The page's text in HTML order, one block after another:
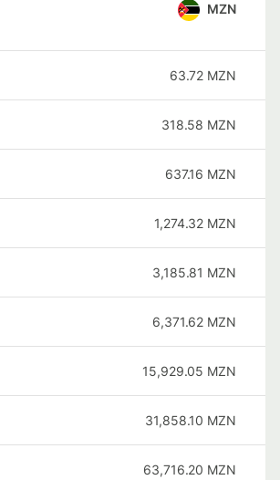
MZN
63.72 MZN
318.58 MZN
637.16 MZN
1,274.32 MZN
3,185.81 MZN
6,371.62 MZN
15,929.05 MZN
31,858.10 MZN
63,716.20 MZN